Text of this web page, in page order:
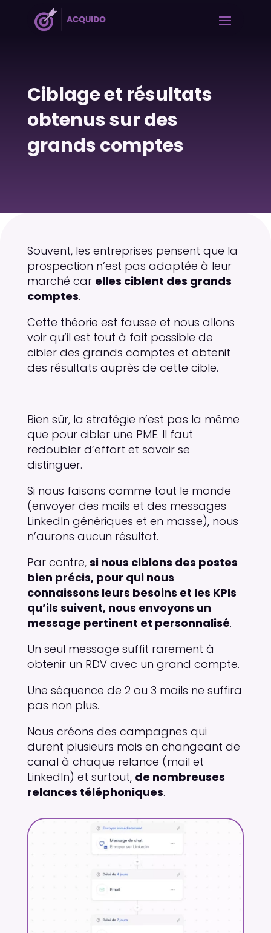
Ciblage et résultats
obtenus sur des
grands comptes
Souvent, les entreprises pensent que la
prospection n’est pas adaptée à leur
marché car elles ciblent des grands
comptes.
Cette théorie est fausse et nous allons
voir qu’il est tout à fait possible de
cibler des grands comptes et obtenit
des résultats auprès de cette cible.
Bien sûr, la stratégie n’est pas la même
que pour cibler une PME. Il faut
redoubler d’effort et savoir se
distinguer.
Si nous faisons comme tout le monde
(envoyer des mails et des messages
LinkedIn génériques et en masse), nous
n’aurons aucun résultat.
Par contre, si nous ciblons des postes
bien précis, pour qui nous
connaissons leurs besoins et les KPIs
qu’ils suivent, nous envoyons un
message pertinent et personnalisé.
Un seul message suffit rarement à
obtenir un RDV avec un grand compte.
Une séquence de 2 ou 3 mails ne suffira
pas non plus.
Nous créons des campagnes qui
durent plusieurs mois en changeant de
canal à chaque relance (mail et
LinkedIn) et surtout, de nombreuses
relances téléphoniques.